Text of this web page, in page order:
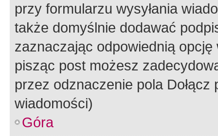
przy formularzu wysyłania
także domyślnie dodawać
zaznaczając odpowiednią
pisząc post możesz
przez odznaczenie pola
wiadomości)
Góra